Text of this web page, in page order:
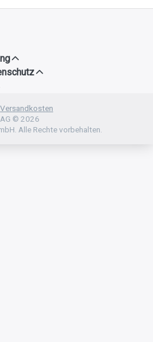
Versandkosten
© 2026
Alle Rechte vorbehalten.